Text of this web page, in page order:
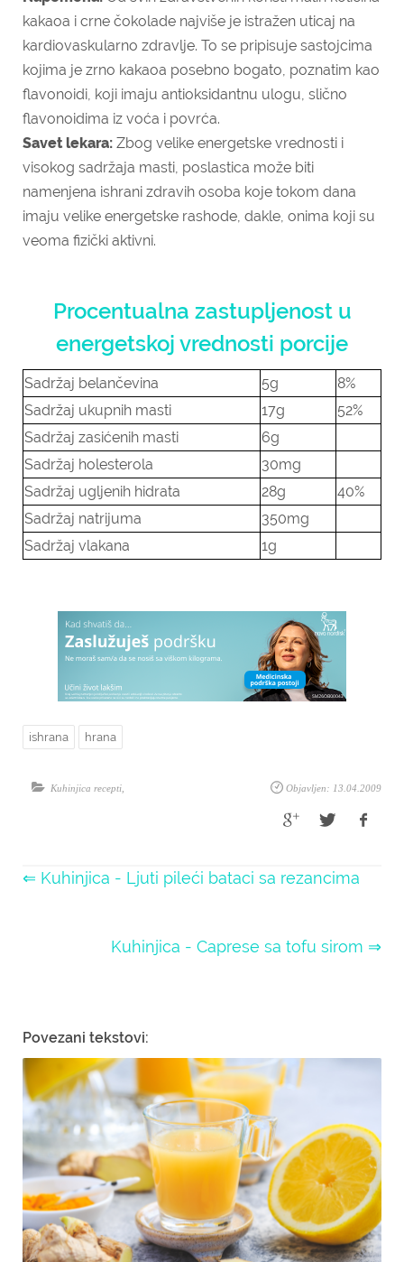
kakaoa i crne čokolade najviše je istražen uticaj na
kardiovaskularno zdravlje. To se pripisuje sastojcima
kojima je zrno kakaoa posebno bogato, poznatim kao
flavonoidi, koji imaju antioksidantnu ulogu, slično
flavonoidima iz voća i povrća.
Savet lekara: Zbog velike energetske vrednosti i
visokog sadržaja masti, poslastica može biti
namenjena ishrani zdravih osoba koje tokom dana
imaju velike energetske rashode, dakle, onima koji su
veoma fizički aktivni.
Procentualna zastupljenost u
energetskoj vrednosti porcije
Sadržaj belančevina 5g
8%
Sadržaj ukupnih masti
17g
52%
Sadržaj zasićenih masti
6g
Sadržaj holesterola
30mg
Sadržaj ugljenih hidrata
28g
40%
Sadržaj natrijuma
350mg
Sadržaj vlakana
1g
ishrana hrana
Objavljen: 13.04.2009
Kuhinjica recepti
⇐ Kuhinjica - Ljuti pileći bataci sa rezancima
Kuhinjica - Caprese sa tofu sirom ⇒
Povezani tekstovi: